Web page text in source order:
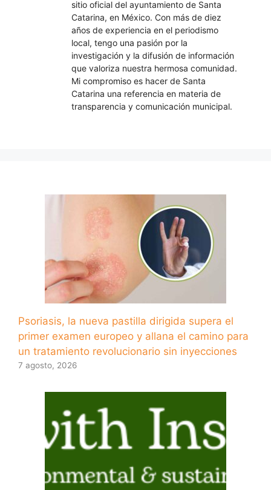
sitio oficial del ayuntamiento de Santa
Catarina, en México. Con más de diez
años de experiencia en el periodismo
local, tengo una pasión por la
investigación y la difusión de información
que valoriza nuestra hermosa comunidad.
Mi compromiso es hacer de Santa
Catarina una referencia en materia de
transparencia y comunicación municipal.
Psoriasis, la nueva pastilla dirigida supera el
primer examen europeo y allana el camino para
un tratamiento revolucionario sin inyecciones
7 agosto, 2026